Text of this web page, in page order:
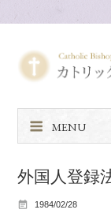
MENU
外国人登録
1984/02/28